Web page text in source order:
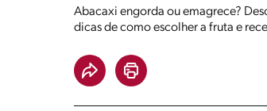
Abacaxi engorda ou emagrece?
dicas de como escolher a fruta e